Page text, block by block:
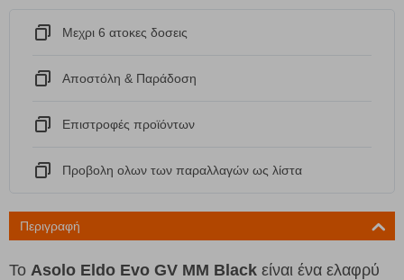
Μεχρι 6 ατοκες δοσεις
Αποστόλη & Παράδοση
Eπιστροφές προϊόντων
Προβολη ολων των παραλλαγών ως λίστα
Περιγραφή
Το Asolo Eldo Evo GV MM Black είναι ένα ελαφρύ